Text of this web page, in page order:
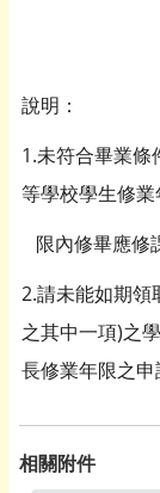
說明：
1.未符合畢業條
等學校學生修
限內修畢應修
2.請未能如期領
之其中一項)之
長修業年限之申
相關附件